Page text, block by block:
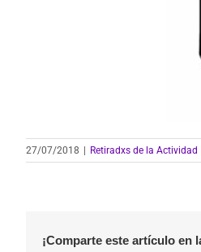
27/07/2018 Retiradxs de la Actividad
¡Comparte este artículo en